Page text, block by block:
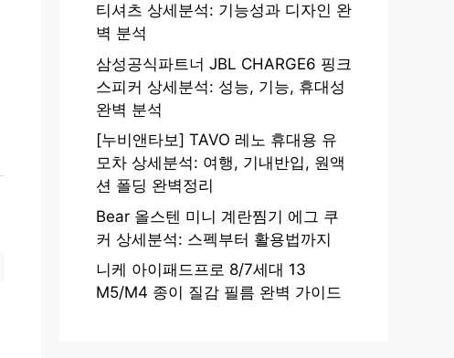
티셔츠 상세분석: 기능성과 디자인 완
벽 분석
삼성공식파트너 JBL CHARGE6 핑크
스피커 상세분석: 성능, 기능, 휴대성
완벽 분석
[누비앤타보] TAVO 레노 휴대용 유
모차 상세분석: 여행, 기내반입, 원액
션 폴딩 완벽정리
Bear 올스텐 미니 계란찜기 에그 쿠
커 상세분석: 스펙부터 활용법까지
니케 아이패드프로 8/7세대 13
M5/M4 종이 질감 필름 완벽 가이드